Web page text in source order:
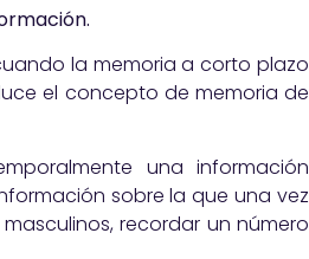
la memoria a corto plazo
el concepto de memoria de
una información
sobre la que una vez
recordar un número